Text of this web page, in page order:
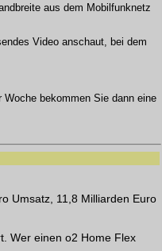
aus dem Mobilfunknetz
Video anschaut, bei dem
Woche bekommen Sie dann eine
Umsatz, 11,8 Milliarden Euro
Wer einen o2 Home Flex